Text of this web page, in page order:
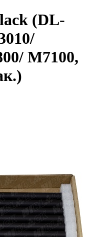
(DL-
M7100,